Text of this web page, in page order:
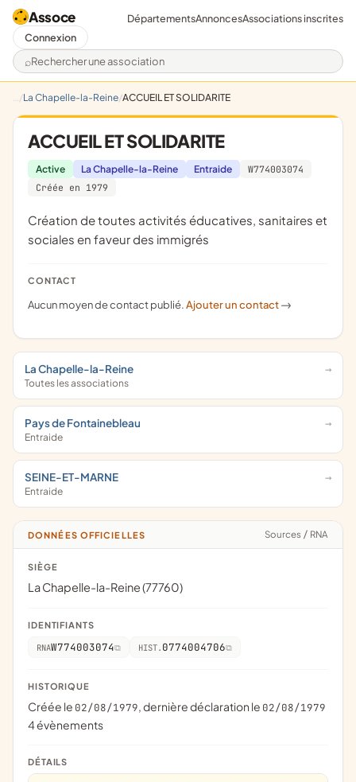
Assoce
Rechercher une association
DépartementsAnnoncesAssociations inscrites
Connexion
La Chapelle-la-Reine ACCUEIL ET SOLIDARITE
ACCUEIL ET SOLIDARITE
Active La Chapelle-la-Reine Entraide
W774003074
Créée en 1979
création de toutes activités éducatives, sanitaires et
sociales en faveur des immigrés
CONTACT
Aucun moyen de contact publié.Ajouter un contact ->
La Chapelle-la-Reine
Toutes les associations
Pays de Fontainebleau
Entraide
SEINE-ET-MARNE
Entraide
DONNÉES OFFICIELLES Sources / RNA
SIÈGE
La Chapelle-la-Reine (77760)
IDENTIFIANTS
RNAW774003074 HIST. 0774004706
HISTORIQUE
Créée le 02/08/1979, dernière déclaration le 02/08/1979
4 évènements
DÉTAILS